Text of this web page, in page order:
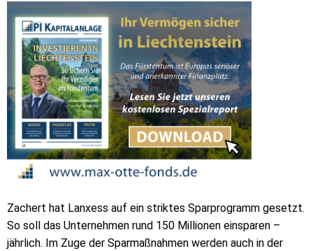
Zachert hat Lanxess auf ein striktes Sparprogramm gesetzt.
So soll das Unternehmen rund 150 Millionen einsparen –
jährlich. Im Zuge der Sparmaßnahmen werden auch in der